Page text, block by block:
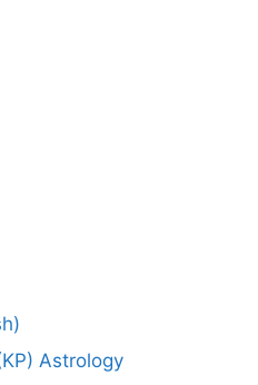
Astrology